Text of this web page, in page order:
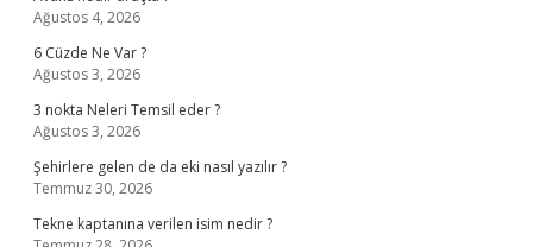
Ağustos 4, 2026
6 Cüzde Ne Var ?
Ağustos 3, 2026
3 nokta Neleri Temsil eder ?
Ağustos 3, 2026
Şehirlere gelen de da eki nasıl yazılır ?
Temmuz 30, 2026
Tekne kaptanına verilen isim nedir ?